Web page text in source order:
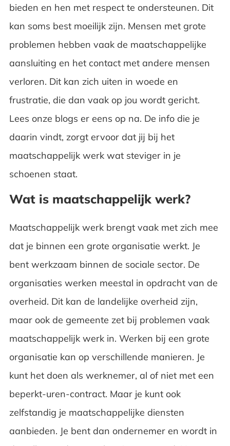
bieden en hen met respect te ondersteunen. Dit
kan soms best moeilijk zijn. Mensen met grote
problemen hebben vaak de maatschappelijke
aansluiting en het contact met andere mensen
verloren. Dit kan zich uiten in woede en
frustratie, die dan vaak op jou wordt gericht.
Lees onze blogs er eens op na. De info die je
daarin vindt, zorgt ervoor dat jij bij het
maatschappelijk werk wat steviger in je
schoenen staat.
Wat is maatschappelijk werk?
Maatschappelijk werk brengt vaak met zich mee
dat je binnen een grote organisatie werkt. Je
bent werkzaam binnen de sociale sector. De
organisaties werken meestal in opdracht van de
overheid. Dit kan de landelijke overheid zijn,
maar ook de gemeente zet bij problemen vaak
maatschappelijk werk in. Werken bij een grote
organisatie kan op verschillende manieren. Je
kunt het doen als werknemer, al of niet met een
beperkt-uren-contract. Maar je kunt ook
zelfstandig je maatschappelijke diensten
aanbieden. Je bent dan ondernemer en wordt in